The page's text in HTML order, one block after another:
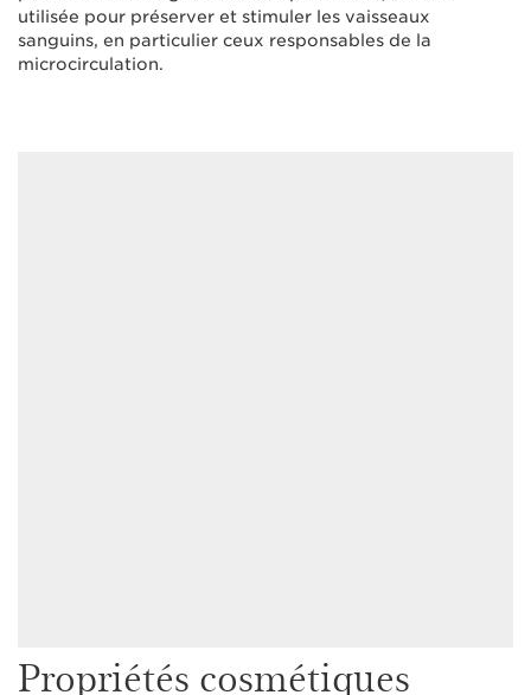
utilisée pour préserver et stimuler les vaisseaux
sanguins, en particulier ceux responsables de la
microcirculation.
Propriétés cosmétiques